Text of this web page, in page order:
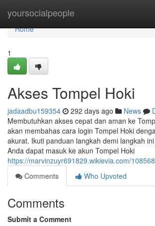
yoursocialpeople
Home
Home
1
Akses Tompel Hoki
jadaadbu159354 292 days ago News
Membutuhkan akses cepat dan aman ke
akan membahas cara login Tompel Hoki
akurat. Ikuti panduan langkah demi langkah
Anda dapat masuk ke akun Tompel Hoki
https://marvinzuyr691829.wikievia.com/
Comments
Who Upvoted
Comments
Submit a Comment